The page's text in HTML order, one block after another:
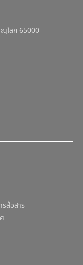
ณุโลก 65000
รสื่อสาร